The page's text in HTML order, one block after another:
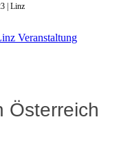
| Linz
Österreich